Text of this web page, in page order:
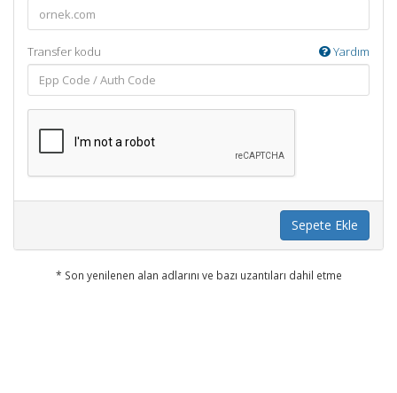
Transfer kodu Yardım
Sepete Ekle
* Son yenilenen alan adlarını ve bazı uzantıları dahil etme